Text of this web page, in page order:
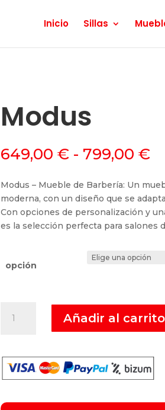
Inicio Sillas
Modus
649,00 € - 799,00 €
Modus – Mueble de Barbería: Un
moderna, con un diseño que se
Con opciones de personalización y
es la selección perfecta para salones
opción
cantidad
Añadir al carrito